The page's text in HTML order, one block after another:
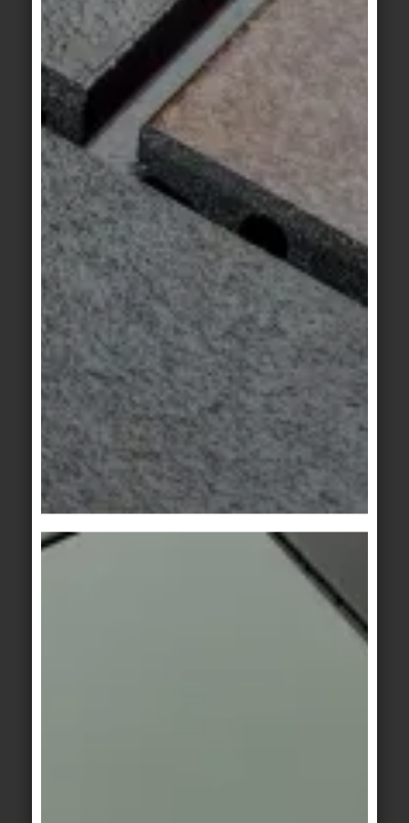
Area Pro /Système
Finlande II
basalte
Area Pro
bandes d'éveil
Area Pro / Système de
bandes d'éveil /
Système Finlande II
anthracite
Area Pro/Système
Finlande II
beige sable
Area Pro /Système
Finlande II
sand
Area Pro/ Système
Finlande II
muscat
Area Pro/Système Area Pro/Système
Finlande II
argile